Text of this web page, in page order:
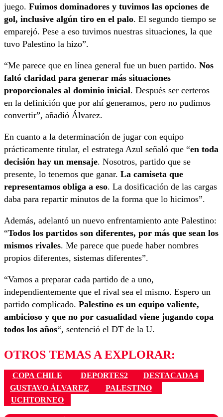
juego. Fuimos dominadores y tuvimos las opciones de
gol, inclusive algún tiro en el palo. El segundo tiempo se
emparejó. Pese a eso tuvimos nuestras situaciones, la que
tuvo Palestino la hizo”.
“Me parece que en línea general fue un buen partido. Nos
faltó claridad para generar más situaciones
proporcionales al dominio inicial. Después ser certeros
en la definición que por ahí generamos, pero no pudimos
convertir”, añadió Álvarez.
En cuanto a la determinación de jugar con equipo
prácticamente titular, el estratega Azul señaló que “en toda
decisión hay un mensaje. Nosotros, partido que se
presente, lo tenemos que ganar. La camiseta que
representamos obliga a eso. La dosificación de las cargas
daba para repartir minutos de la forma que lo hicimos”.
Además, adelantó un nuevo enfrentamiento ante Palestino:
“Todos los partidos son diferentes, por más que sean los
mismos rivales. Me parece que puede haber nombres
propios diferentes, sistemas diferentes”.
“Vamos a preparar cada partido de a uno,
independientemente que el rival sea el mismo. Espero un
partido complicado. Palestino es un equipo valiente,
ambicioso y que no por casualidad viene jugando copa
todos los años“, sentenció el DT de la U.
OTROS TEMAS A EXPLORAR:
COPA CHILE DEPORTES2
DESTACADA4
GUSTAVO ÁLVAREZ
PALESTINO
UCHTORNEO